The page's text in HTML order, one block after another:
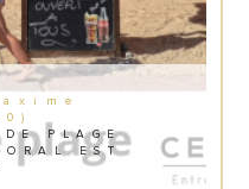
DE PLAGE
EST